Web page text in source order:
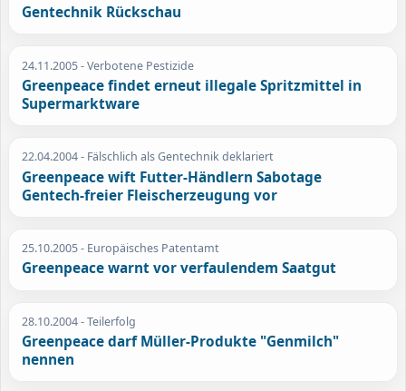
Gentechnik Rückschau
24.11.2005- Verbotene Pestizide
Greenpeace findet erneut illegale Spritzmittel in
Supermarktware
22.04.2004- Fälschlich als Gentechnik deklariert
Greenpeace wift Futter-Händlern Sabotage
Gentech-freier Fleischerzeugung vor
25.10.2005- Europäisches Patentamt
Greenpeace warnt vor verfaulendem Saatgut
28.10.2004- Teilerfolg
Greenpeace darf Müller-Produkte "Genmilch"
nennen